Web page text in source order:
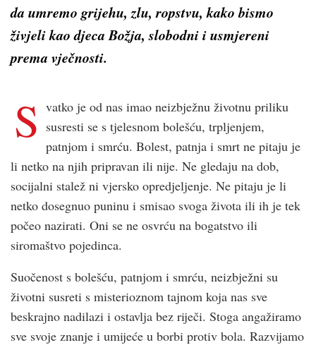
da umremo grijehu, zlu, ropstvu, kako bismo
živjeli kao djeca Božja, slobodni i usmjereni
prema vječnosti.
S vatko je od nas imao neizbježnu životnu priliku
susresti se s tjelesnom bolešću, trpljenjem,
patnjom i smrću. Bolest, patnja i smrt ne pitaju je
li netko na njih pripravan ili nije. Ne gledaju na dob,
socijalni stalež ni vjersko opredjeljenje. Ne pitaju je li
netko dosegnuo puninu i smisao svoga života ili ih je tek
počeo nazirati. Oni se ne osvrću na bogatstvo ili
siromaštvo pojedinca.
Suočenost s bolešću, patnjom i smrću, neizbježni su
životni susreti s misterioznom tajnom koja nas sve
beskrajno nadilazi i ostavlja bez riječi. Stoga angažiramo
sve svoje znanje i umijeće u borbi protiv bola. Razvijamo